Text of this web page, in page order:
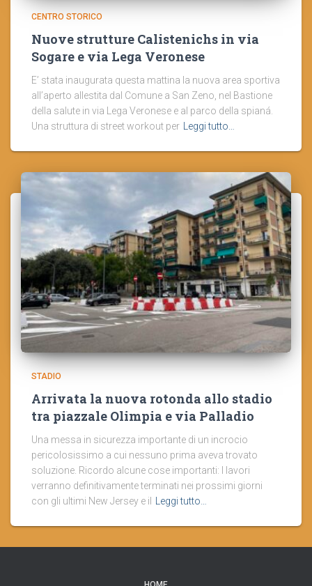
CENTRO STORICO
Nuove strutture Calistenichs in via
Sogare e via Lega Veronese
E’ stata inaugurata questa mattina la nuova area sportiva
all’aperto allestita dal Comune a San Zeno, nel Bastione
della salute in via Lega Veronese e al parco della spianá.
Una struttura di street workout per Leggi tutto…
STADIO
Arrivata la nuova rotonda allo stadio
tra piazzale Olimpia e via Palladio
Una messa in sicurezza importante di un incrocio
pericolosissimo a cui nessuno prima aveva trovato
soluzione. Ricordo alcune cose importanti: I lavori
verranno definitivamente terminati nei prossimi giorni
con gli ultimi New Jersey e il
Leggi tutto…